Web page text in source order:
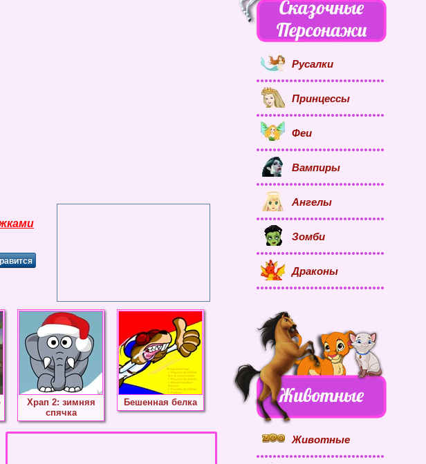
Храп 2: зимняя
спячка
Бешенная белка
Русалки
Принцессы
Феи
Вампиры
Ангелы
Зомби
Драконы
Животные